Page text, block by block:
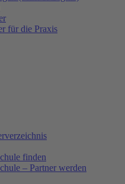
für die Praxis
finden
– Partner werden